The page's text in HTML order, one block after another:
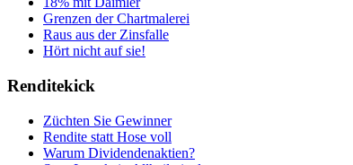
Grenzen der Chartmalerei
Raus aus der Zinsfalle
Hört nicht auf sie!
Renditekick
Züchten Sie Gewinner
Rendite statt Hose voll
Warum Dividendenaktien?